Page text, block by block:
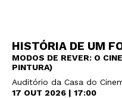
HISTÓRIA DE UM
MODOS DE REVER: O
PINTURA)
Auditório da Casa do
17 OUT 2026 | 17:00